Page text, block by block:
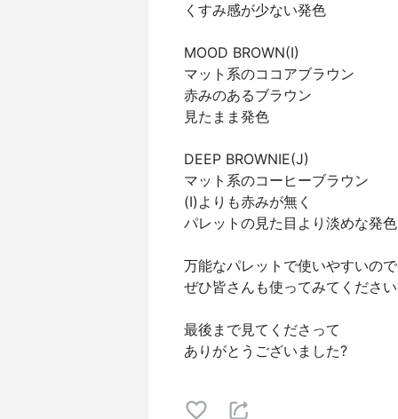
くすみ感が少ない発色
MOOD BROWN(I)
マット系のココアブラウン
赤みのあるブラウン
見たまま発色
DEEP BROWNIE(J)
マット系のコーヒーブラウン
(I)よりも赤みが無く
パレットの見た目より淡めな発色
万能なパレットで使いやすいので
ぜひ皆さんも使ってみてくださ
最後まで見てくださって
ありがとうございました?